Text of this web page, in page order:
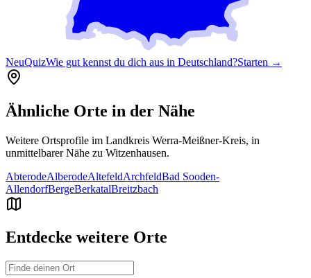
NeuQuizWie gut kennst du dich aus in Deutschland?Starten →
Ähnliche Orte in der Nähe
Weitere Ortsprofile im Landkreis Werra-Meißner-Kreis, in
unmittelbarer Nähe zu Witzenhausen.
AbterodeAlberodeAltefeldArchfeldBad Sooden-
AllendorfBergeBerkatalBreitzbach
Entdecke weitere Orte